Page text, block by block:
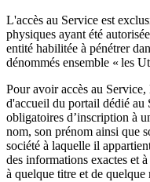
L'accès au Service est
physiques ayant été
entité habilitée à pénétrer
dénommés ensemble « les
Pour avoir accès au
d'accueil du portail dédié au
obligatoires d’inscription à
nom, son prénom ainsi que
société à laquelle il
des informations exactes et
à quelque titre et de quelque